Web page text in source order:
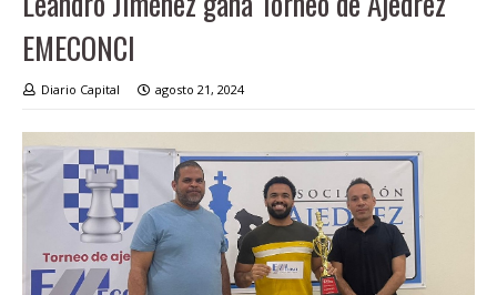
EMECONCI
Diario Capital agosto 21, 2024